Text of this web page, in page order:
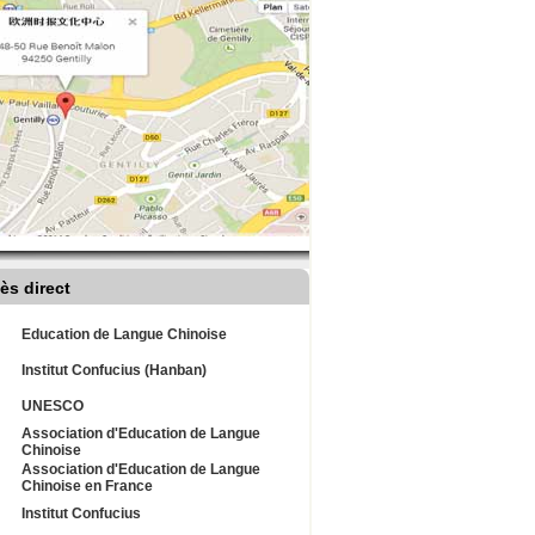
direct
Education de Langue Chinoise
Institut Confucius (Hanban)
UNESCO
Association d'Education de Langue
Chinoise
Association d'Education de Langue
Chinoise en France
Institut Confucius